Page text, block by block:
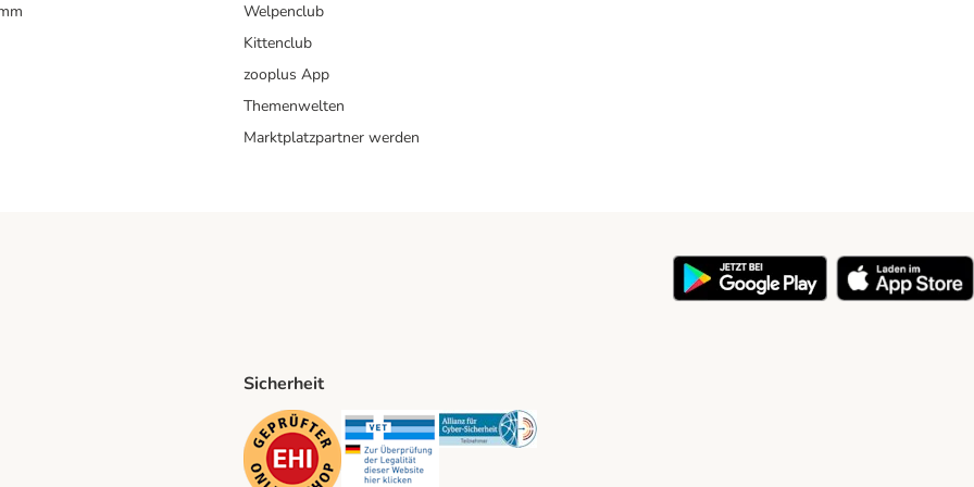
Welpenclub
Kittenclub
zooplus App
Themenwelten
Marktplatzpartner werden
Method
Sicherheit
Security Security Security